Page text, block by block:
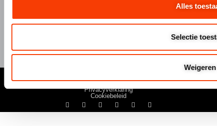
Alles
Selectie
Weigeren
Disclaimer
Privacyverklaring
Cookiebeleid